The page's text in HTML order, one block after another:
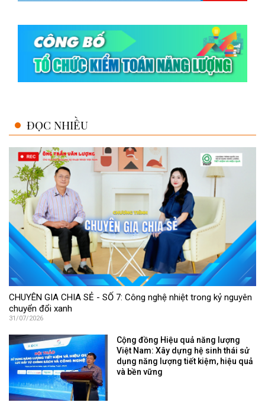
ĐỌC NHIỀU
CHUYÊN GIA CHIA SẺ - SỐ 7: Công nghệ nhiệt trong kỷ nguyên
chuyển đổi xanh
31/07/2026
Cộng đồng Hiệu quả năng lượng
Việt Nam: Xây dựng hệ sinh thái sử
dụng năng lượng tiết kiệm, hiệu quả
và bền vững